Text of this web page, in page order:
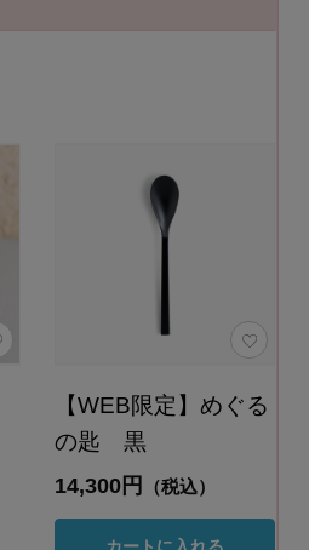
【WEB限定】めぐる
の匙 黒
14,300円 （税込）
カートに入れる